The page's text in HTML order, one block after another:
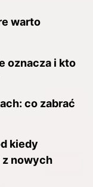
warto
oznacza i kto
co zabrać
kiedy
nowych